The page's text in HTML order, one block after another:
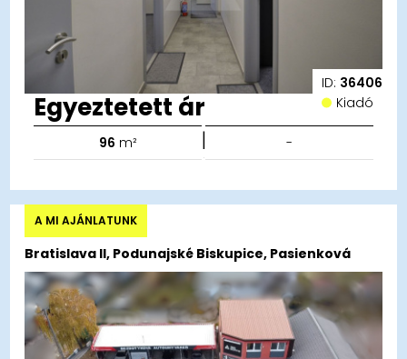
ID: 36406
Egyeztetett ár Kiadó
96 m² | -
Bratislava II, Podunajské Biskupice, Pasienková
A MI AJÁNLATUNK